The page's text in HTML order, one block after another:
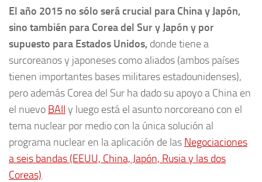
El año 2015 no sólo será crucial para China y Japón,
sino también para Corea del Sur y Japón y por
supuesto para Estados Unidos, donde tiene a
surcoreanos y japoneses como aliados (ambos países
tienen importantes bases militares estadounidenses),
pero además Corea del Sur ha dado su apoyo a China en
el nuevo BAII y luego está el asunto norcoreano con el
tema nuclear por medio con la única solución al
programa nuclear en la aplicación de las Negociaciones
a seis bandas (EEUU, China, Japón, Rusia y las dos
Coreas).